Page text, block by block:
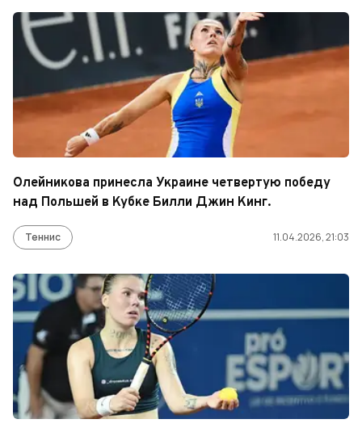
Олейникова принесла Украине четвертую победу
над Польшей в Кубке Билли Джин Кинг.
Теннис 11.04.2026, 21:03